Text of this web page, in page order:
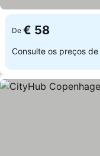
De € 58
Consulte os preços de